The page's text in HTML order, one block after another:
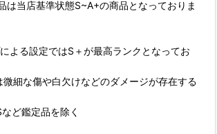
は当店基準状態S~A+の商品となっておりま
よる設定ではS＋が最高ランクとなってお
微細な傷や白欠けなどのダメージが存在する
ど鑑定品を除く